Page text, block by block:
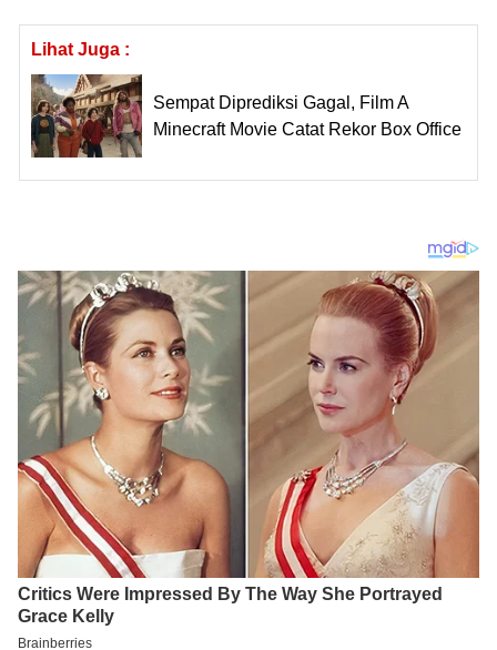
Lihat Juga :
Sempat Diprediksi Gagal, Film A
Minecraft Movie Catat Rekor Box Office